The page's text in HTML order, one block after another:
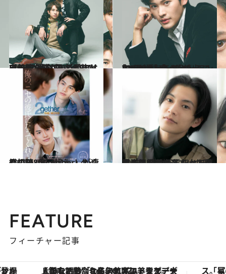
2023.2.14
【前篇を読む】「愛にはいろんな形があるし自由」Ohm＆FlukeがMy Blueに語る“日本のBLドラマ”の面白さ
カルチャー 2023.2.9
｢2gether｣｢Lovely Writer｣でタイ沼続出 Kaoが語ったファンミでの“涙”と｢ディズニーランドでしたいこと｣
カルチャー
2021.6.23
総視聴8億回超え ！タイ発のBL「2gether」が凄くいい
カルチャー 2023.1.6
看護師を目指していた時期も。 裏方気質だった渡邊圭祐が 地元・仙台で芽生えた役者の道
カルチャー
FEATURE
フィーチャー記事
【銀座で出合う最旬美容】美髪ケアや上質な眠り…セルフケアのアップデートから、特別な名入れギフトまで。大人のための「ReFa GINZA」クルーズ